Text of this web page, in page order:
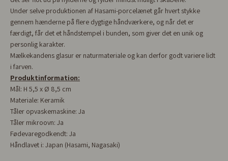
Under selve produktionen af Hasami-porcelænet går hvert stykke
gennem hænderne på flere dygtige håndværkere, og når det er
færdigt, får det et håndstempel i bunden, som giver det en unik og
personlig karakter.
Mælkekandens glasur er naturmateriale og kan derfor godt variere lidt
i farven.
Produktinformation:
Mål: H 5,5 x Ø 8,5 cm
Materiale: Keramik
Tåler opvaskemaskine: Ja
Tåler mikroovn: Ja
Fødevaregodkendt: Ja
Håndlavet i: Japan (Hasami, Nagasaki)